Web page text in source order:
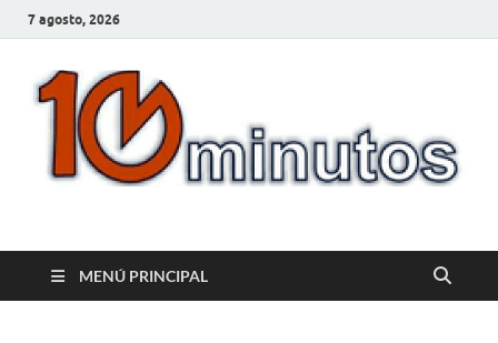
7 agosto, 2026
10minutos.com.uy
MENÚ PRINCIPAL